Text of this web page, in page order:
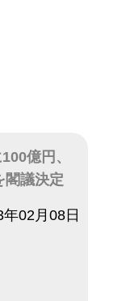
億円、
閣議決定
年02月08日